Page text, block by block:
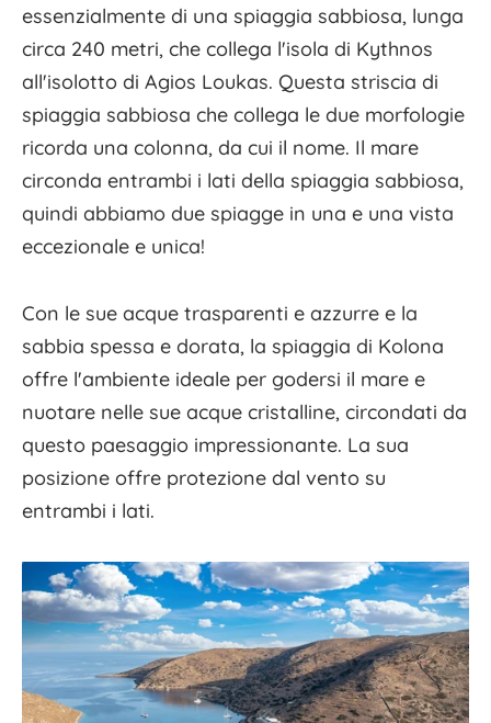
essenzialmente di una spiaggia sabbiosa, lunga
circa 240 metri, che collega l'isola di Kythnos
all'isolotto di Agios Loukas. Questa striscia di
spiaggia sabbiosa che collega le due morfologie
ricorda una colonna, da cui il nome. Il mare
circonda entrambi i lati della spiaggia sabbiosa,
quindi abbiamo due spiagge in una e una vista
eccezionale e unica!
Con le sue acque trasparenti e azzurre e la
sabbia spessa e dorata, la spiaggia di Kolona
offre l'ambiente ideale per godersi il mare e
nuotare nelle sue acque cristalline, circondati da
questo paesaggio impressionante. La sua
posizione offre protezione dal vento su
entrambi i lati.